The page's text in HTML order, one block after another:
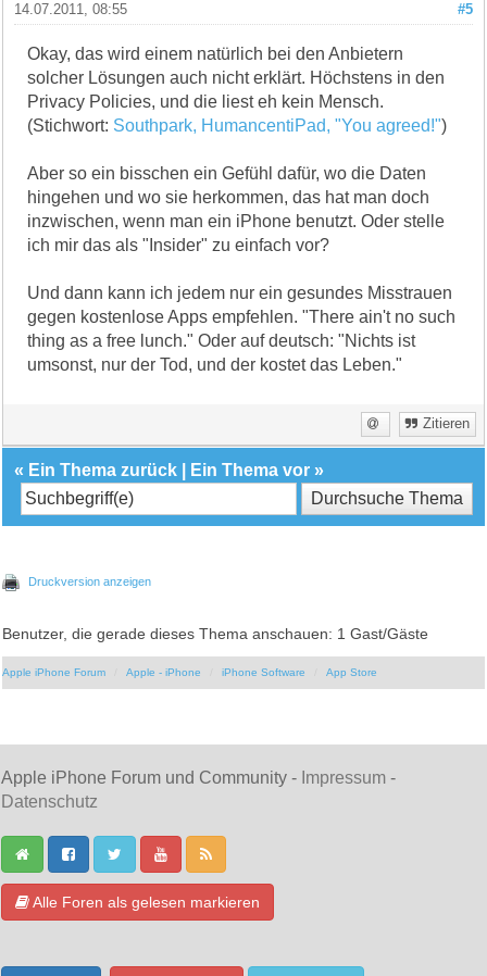
#5
14.07.2011, 08:55
Okay, das wird einem natürlich bei den Anbietern
solcher Lösungen auch nicht erklärt. Höchstens in den
Privacy Policies, und die liest eh kein Mensch.
(Stichwort: Southpark, HumancentiPad, "You agreed!")
Aber so ein bisschen ein Gefühl dafür, wo die Daten
hingehen und wo sie herkommen, das hat man doch
inzwischen, wenn man ein iPhone benutzt. Oder stelle
ich mir das als "Insider" zu einfach vor?
Und dann kann ich jedem nur ein gesundes Misstrauen
gegen kostenlose Apps empfehlen. "There ain't no such
thing as a free lunch." Oder auf deutsch: "Nichts ist
umsonst, nur der Tod, und der kostet das Leben."
Zitieren
« Ein Thema zurück Ein Thema vor »
Druckversion anzeigen
Benutzer, die gerade dieses Thema anschauen: 1 Gast/Gäste
Apple iPhone Forum Apple - iPhone iPhone Software App Store
Apple iPhone Forum und Community - Impressum -
Datenschutz
Alle Foren als gelesen markieren